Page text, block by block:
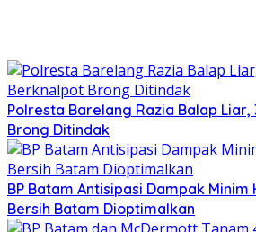
Polresta Barelang Razia Balap
Brong Ditindak
BP Batam Antisipasi Dampak Minim
Bersih Batam Dioptimalkan